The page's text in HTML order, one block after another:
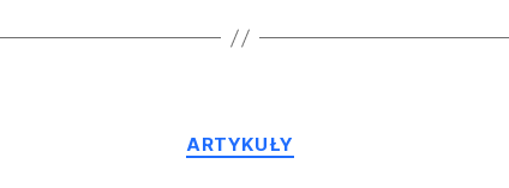
Kategorie
ARTYKUŁY